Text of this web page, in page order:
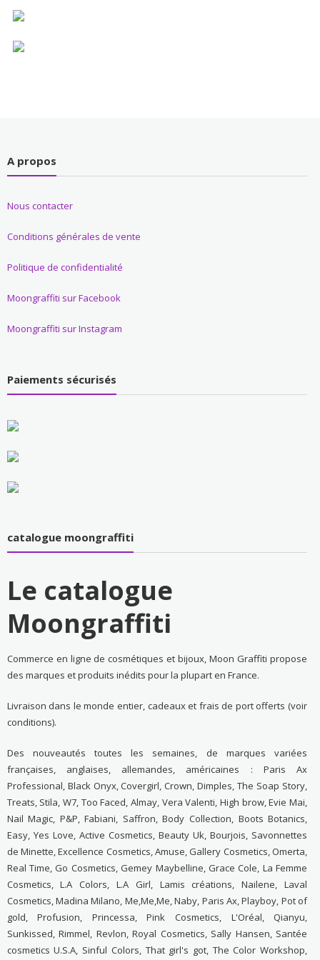
A propos
Nous contacter
Conditions générales de vente
Politique de confidentialité
Moongraffiti sur Facebook
Moongraffiti sur Instagram
Paiements sécurisés
catalogue moongraffiti
Le catalogue
Moongraffiti
Commerce en ligne de cosmétiques et bijoux, Moon Graffiti propose
des marques et produits inédits pour la plupart en France.
Livraison dans le monde entier, cadeaux et frais de port offerts (voir
conditions).
Des nouveautés toutes les semaines, de marques variées
françaises, anglaises, allemandes, américaines : Paris Ax
Professional, Black Onyx, Covergirl, Crown, Dimples, The Soap Story,
Treats, Stila, W7, Too Faced, Almay, Vera Valenti, High brow, Evie Mai,
Nail Magic, P&P, Fabiani, Saffron, Body Collection, Boots Botanics,
Easy, Yes Love, Active Cosmetics, Beauty Uk, Bourjois, Savonnettes
de Minette, Excellence Cosmetics, Amuse, Gallery Cosmetics, Omerta,
Real Time, Go Cosmetics, Gemey Maybelline, Grace Cole, La Femme
Cosmetics, L.A Colors, L.A Girl, Lamis créations, Nailene, Laval
Cosmetics, Madina Milano, Me,Me,Me, Naby, Paris Ax, Playboy, Pot of
gold, Profusion, Princessa, Pink Cosmetics, L'Oréal, Qianyu,
Sunkissed, Rimmel, Revlon, Royal Cosmetics, Sally Hansen, Santée
cosmetics U.S.A, Sinful Colors, That girl's got, The Color Workshop,